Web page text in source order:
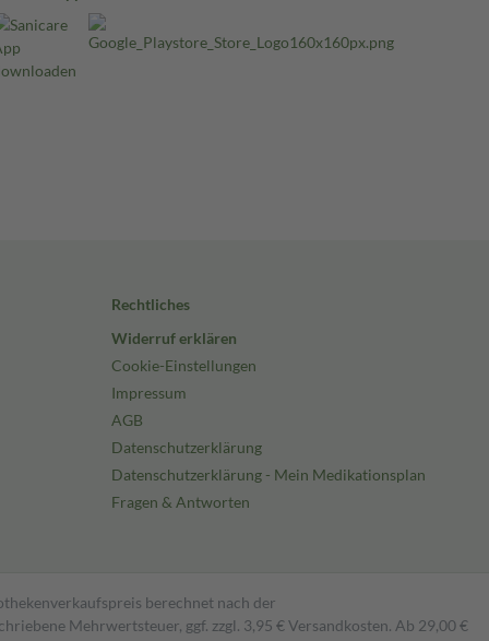
Rechtliches
Widerruf erklären
Cookie-Einstellungen
Impressum
AGB
Datenschutzerklärung
Datenschutzerklärung - Mein Medikationsplan
Fragen & Antworten
berechnet nach der
Mehrwertsteuer, ggf. zzgl. 3,95 € Versandkosten. Ab 29,00 €